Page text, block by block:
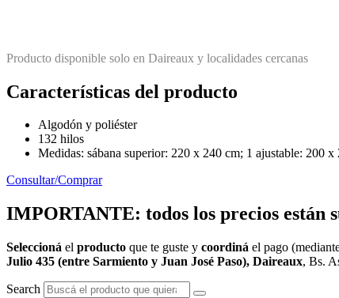
Producto disponible solo en Daireaux y localidades cercanas
Características del producto
Algodón y poliéster
132 hilos
Medidas: sábana superior: 220 x 240 cm; 1 ajustable: 200
Consultar/Comprar
IMPORTANTE: todos los precios están
Seleccioná el producto que te guste y coordiná el pago
Julio 435 (entre Sarmiento y Juan José Paso), Daireaux, Bs.
Search